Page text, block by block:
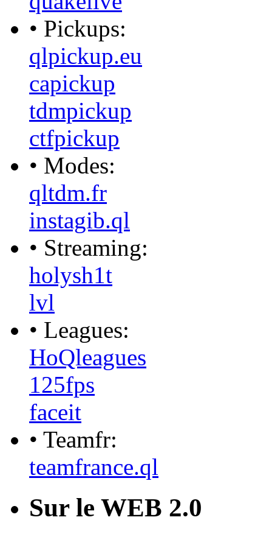
• Pickups:
qlpickup.eu
capickup
tdmpickup
ctfpickup
• Modes:
qltdm.fr
instagib.ql
• Streaming:
holysh1t
lvl
• Leagues:
HoQleagues
125fps
faceit
• Teamfr:
teamfrance.ql
Sur le WEB 2.0